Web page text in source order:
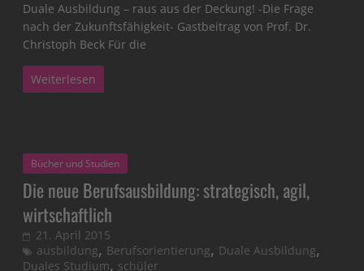
Duale Ausbildung – raus aus der Deckung! -Die Frage
nach der Zukunftsfähigkeit- Gastbeitrag von Prof. Dr.
Christoph Beck Für die
Weiterlesen
Bücher und Studien
Die neue Berufsausbildung: strategisch, agil,
wirtschaftlich
21. April 2015
ausbildung, Berufsorientierung, Duale Ausbildung,
Duales Studium, schüler